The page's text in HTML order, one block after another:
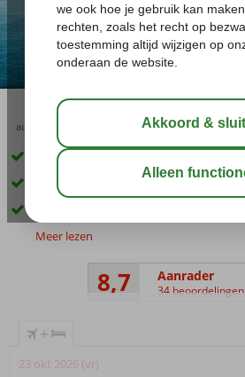
aug 33°
Prachtige cruise langs de Turkse Rivièra
Aan boord van een Turkse gület
Meer lezen
8,7 Aanrader
34 beoordelingen
+
23 okt 2026 (vr)